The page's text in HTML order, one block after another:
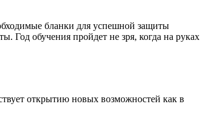
бланки для успешной защиты
Год обучения пройдет не зря, когда на руках
открытию новых возможностей как в